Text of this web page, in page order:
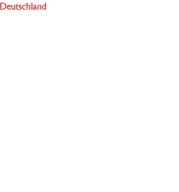
Deutschland